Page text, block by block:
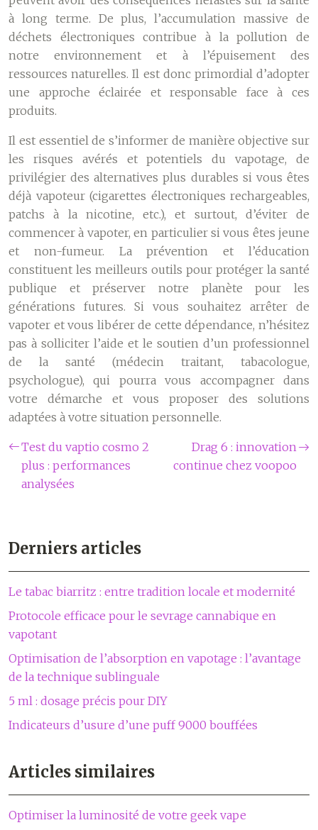
à long terme. De plus, l’accumulation massive de
déchets électroniques contribue à la pollution de
notre environnement et à l’épuisement des
ressources naturelles. Il est donc primordial d’adopter
une approche éclairée et responsable face à ces
produits.
Il est essentiel de s’informer de manière objective sur
les risques avérés et potentiels du vapotage, de
privilégier des alternatives plus durables si vous êtes
déjà vapoteur (cigarettes électroniques rechargeables,
patchs à la nicotine, etc.), et surtout, d’éviter de
commencer à vapoter, en particulier si vous êtes jeune
et non-fumeur. La prévention et l’éducation
constituent les meilleurs outils pour protéger la santé
publique et préserver notre planète pour les
générations futures. Si vous souhaitez arrêter de
vapoter et vous libérer de cette dépendance, n’hésitez
pas à solliciter l’aide et le soutien d’un professionnel
de la santé (médecin traitant, tabacologue,
psychologue), qui pourra vous accompagner dans
votre démarche et vous proposer des solutions
adaptées à votre situation personnelle.
Test du vaptio cosmo 2
plus : performances
analysées
Drag 6 : innovation
continue chez voopoo
Derniers articles
Le tabac biarritz : entre tradition locale et modernité
Protocole efficace pour le sevrage cannabique en
vapotant
Optimisation de l’absorption en vapotage : l’avantage
de la technique sublinguale
5 ml : dosage précis pour DIY
Indicateurs d’usure d’une puff 9000 bouffées
Articles similaires
Optimiser la luminosité de votre geek vape